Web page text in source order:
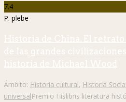
7.4
P. plebe
Historia de China. El retrato
de las grandes
historia de Michael Wood
Ámbito: Historia cultural, Historia Social
universalPremio Hislibris literatura